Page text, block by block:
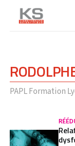
PAPL Formation